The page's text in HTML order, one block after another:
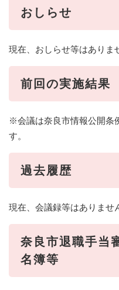
おしらせ
現在、おしらせ等はありま
前回の実施結果
※会議は奈良市情報公開条
す。
過去履歴
現在、会議録等はありませ
奈良市退職手当
名簿等